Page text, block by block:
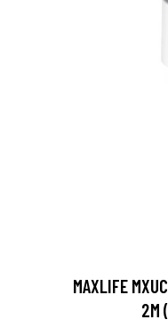
MAXLIFE
2M